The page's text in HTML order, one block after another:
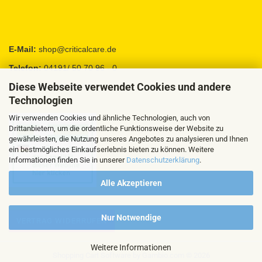
Diese Webseite verwendet Cookies und andere
Technologien
Wir verwenden Cookies und ähnliche Technologien, auch von
Drittanbietern, um die ordentliche Funktionsweise der Website zu
gewährleisten, die Nutzung unseres Angebotes zu analysieren und Ihnen
ein bestmögliches Einkaufserlebnis bieten zu können. Weitere
Informationen finden Sie in unserer Datenschutzerklärung.
Alle Akzeptieren
Nur Notwendige
Weitere Informationen
E-Mail: shop@criticalcare.de
Telefon:04191/ 50 70 96 - 0
Fax:04191 / 95 88 92
VERTRAG WIDERRUFEN